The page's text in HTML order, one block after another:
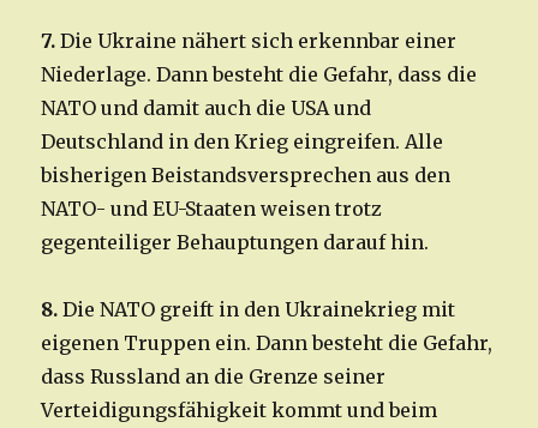
7. Die Ukraine nähert sich erkennbar einer
Niederlage. Dann besteht die Gefahr, dass die
NATO und damit auch die USA und
Deutschland in den Krieg eingreifen. Alle
bisherigen Beistandsversprechen aus den
NATO- und EU-Staaten weisen trotz
gegenteiliger Behauptungen darauf hin.
8. Die NATO greift in den Ukrainekrieg mit
eigenen Truppen ein. Dann besteht die Gefahr,
dass Russland an die Grenze seiner
Verteidigungsfähigkeit kommt und beim